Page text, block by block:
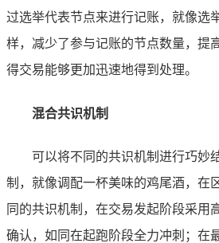
过选举代表节点来进行记账，就像选
样，减少了参与记账的节点数量，提
得交易能够更加迅速地得到处理。
混合共识机制
可以将不同的共识机制进行巧妙
制，就像调配一杯美味的鸡尾酒，在
同的共识机制，在交易发起阶段采用
确认，如同在起跑阶段全力冲刺；在